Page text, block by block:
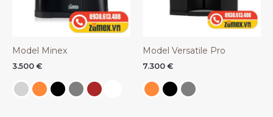
Model Minex
3.500 €
Model Versatile Pro
7.300 €